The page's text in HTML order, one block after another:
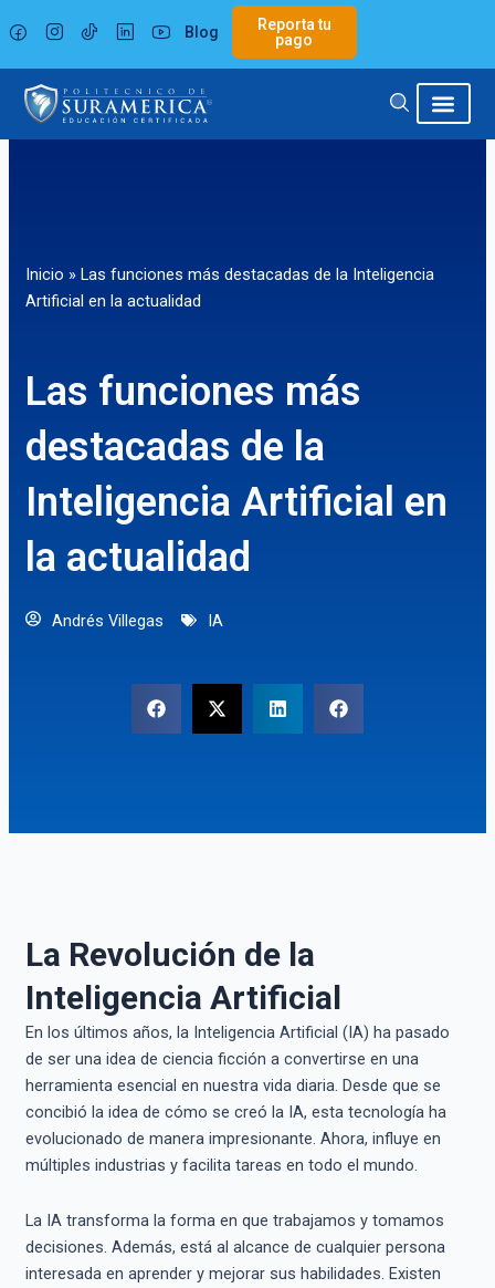
al
contenido
Blog
Reporta tu
pago
Inicio » Las funciones más destacadas de la Inteligencia
Artificial en la actualidad
Las funciones más
destacadas de la
Inteligencia Artificial en
la actualidad
Andrés Villegas IA
La Revolución de la
Inteligencia Artificial
En los últimos años, la Inteligencia Artificial (IA) ha pasado
de ser una idea de ciencia ficción a convertirse en una
herramienta esencial en nuestra vida diaria. Desde que se
concibió la idea de cómo se creó la IA, esta tecnología ha
evolucionado de manera impresionante. Ahora, influye en
múltiples industrias y facilita tareas en todo el mundo.
La IA transforma la forma en que trabajamos y tomamos
decisiones. Además, está al alcance de cualquier persona
interesada en aprender y mejorar sus habilidades. Existen